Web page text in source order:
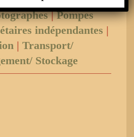
|Pompes
indépendantes |
| Transport/
Stockage